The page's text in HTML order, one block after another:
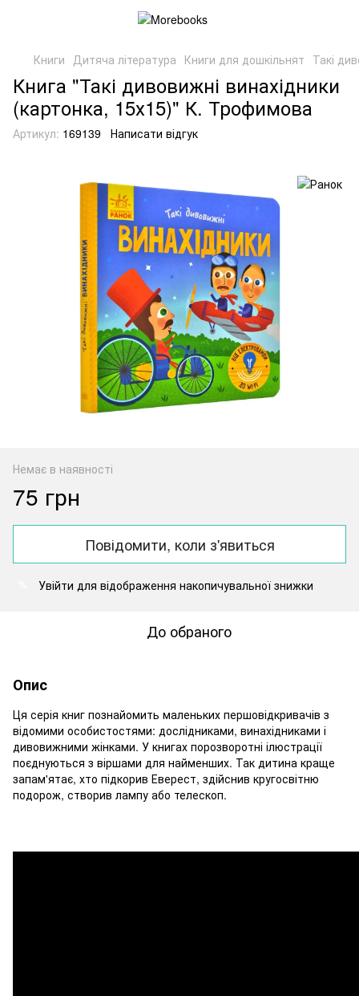
Книги Дитяча література Книги для дошкільнят Такі
Книга "Такі дивовижні винахідники
(картонка, 15х15)" К. Трофимова
Артикул: 169139 Написати відгук
Немає в наявності
75 грн
Повідомити, коли з'явиться
Увійти для відображення накопичувальної знижки
До обраного
Опис
Ця серія книг познайомить маленьких першовідкривачів з
відомими особистостями: дослідниками, винахідниками і
дивовижними жінками. У книгах порозворотні ілюстрації
поєднуються з віршами для найменших. Так дитина краще
запам'ятає, хто підкорив Еверест, здійснив кругосвітню
подорож, створив лампу або телескоп.